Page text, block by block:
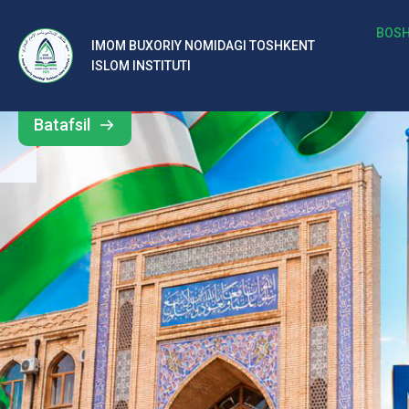
IMOM BUXORIY NOMIDAGI TOSHKENT
ISLOM INSTITUTI
b
al
ar
o‘
rt
a
si
d
Barcha
yangiliklar
Batafsil